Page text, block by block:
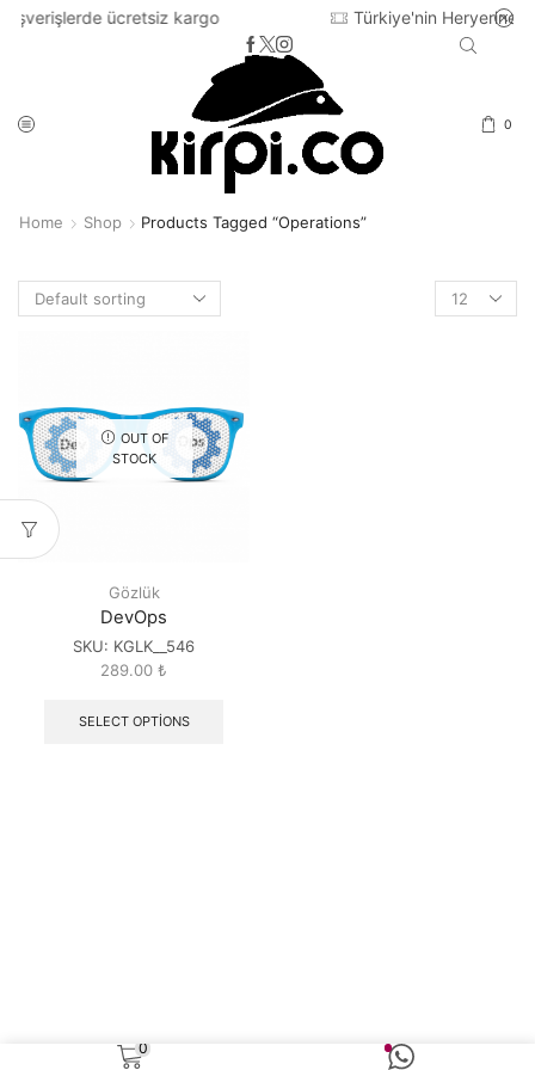
kargo Türkiye'nin Heryerine 2-3 iş günü
0
Home Shop Products Tagged “operations”
Products
per
OUT OF
STOCK
Gözlük
DevOps
SKU: KGLK__546
289.00 ₺
SELECT OPTIONS
0